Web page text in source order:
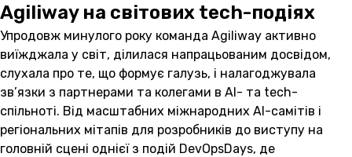
Agiliway на світових tech-подіях
Упродовж минулого року команда Agiliway активно
виїжджала у світ, ділилася напрацьованим досвідом,
слухала про те, що формує галузь, і налагоджувала
зв’язки з партнерами та колегами в AI- та tech-
спільноті. Від масштабних міжнародних AI-самітів і
регіональних мітапів для розробників до виступу на
головній сцені однієї з подій DevOpsDays, де